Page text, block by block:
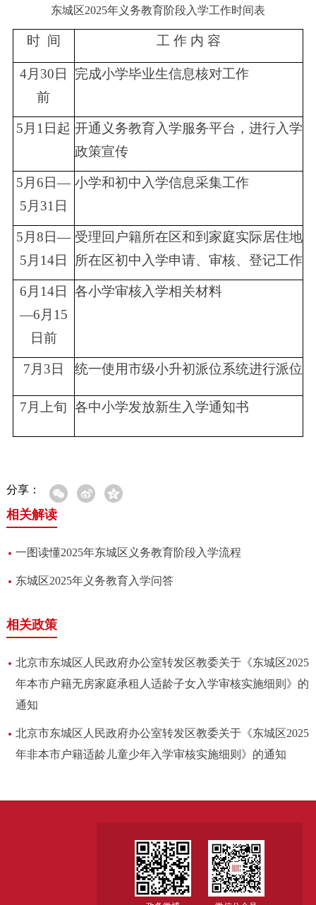
东城区2025年义务教育阶段入学工作时间表
时 间 工 作 内 容
4月 30 日
前
完成小学毕业生信息核对工作
5 月 1 日起 开通义务教育入学服务平台，进行入学
政策宣传
5 月6 日—
5 月 31 日
小学和初中入学信息采集工作
5 月8 日—
5 月 14日
受理回户籍所在区和到家庭实际居住地
所在区初中入学申请、审核、登记工作
6 月 14日
—6 月 15
日前
各小学审核入学相关材料
7 月 3 日 统一使用市级小升初派位系统进行派位
7 月上旬 各中小学发放新生入学通知书
分享：
相关解读
一图读懂2025年东城区义务教育阶段入学流程
东城区2025年义务教育入学问答
相关政策
北京市东城区人民政府办公室转发区教委关于《东城区2025
年本市户籍无房家庭承租人适龄子女入学审核实施细则》的
通知
北京市东城区人民政府办公室转发区教委关于《东城区2025
年非本市户籍适龄儿童少年入学审核实施细则》的通知